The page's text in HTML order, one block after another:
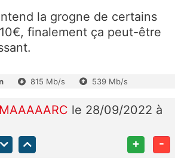
la grogne de certains
finalement ça peut-être
815 Mb/s 539 Mb/s
MAAAAARC le 28/09/2022 à
+ -